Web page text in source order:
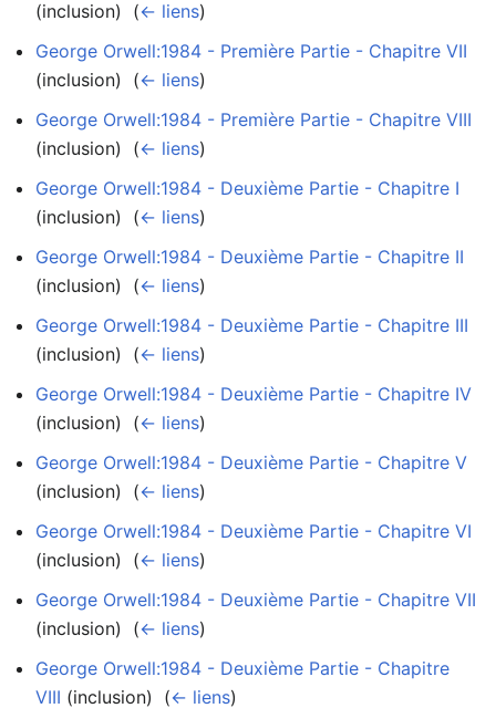
(inclusion) ‎ (← liens)
George Orwell:1984 - Première Partie - Chapitre VII
(inclusion) ‎ (← liens)
George Orwell:1984 - Première Partie - Chapitre VIII
(inclusion) ‎ (← liens)
George Orwell:1984 - Deuxième Partie - Chapitre I
(inclusion) ‎ (← liens)
George Orwell:1984 - Deuxième Partie - Chapitre II
(inclusion) ‎ (← liens)
George Orwell:1984 - Deuxième Partie - Chapitre III
(inclusion) ‎ (← liens)
George Orwell:1984 - Deuxième Partie - Chapitre IV
(inclusion) ‎ (← liens)
George Orwell:1984 - Deuxième Partie - Chapitre V
(inclusion) ‎ (← liens)
George Orwell:1984 - Deuxième Partie - Chapitre VI
(inclusion) ‎ (← liens)
George Orwell:1984 - Deuxième Partie - Chapitre VII
(inclusion) ‎ (← liens)
George Orwell:1984 - Deuxième Partie - Chapitre
VIII (inclusion) ‎ (← liens)